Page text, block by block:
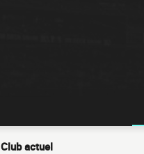
Club actuel